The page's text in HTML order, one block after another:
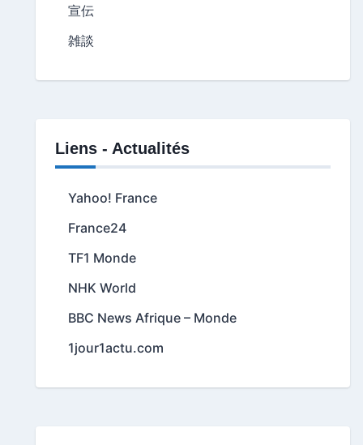
宣伝
雑談
Liens - Actualités
Yahoo! France
France24
TF1 Monde
NHK World
BBC News Afrique – Monde
1jour1actu.com